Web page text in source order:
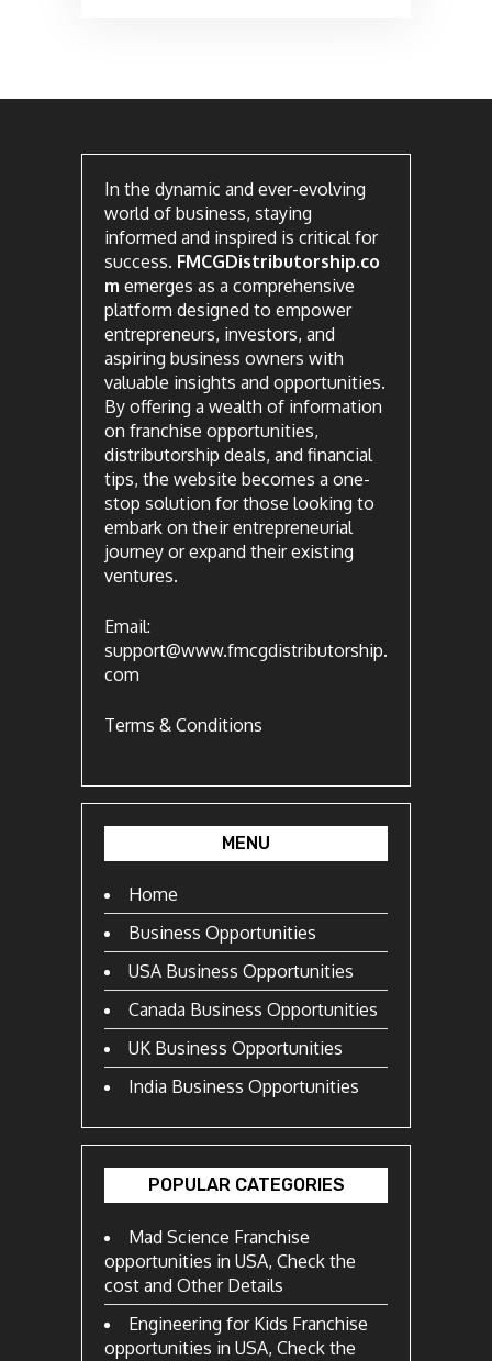
In the dynamic and ever-evolving
world of business, staying
informed and inspired is critical for
success. FMCGDistributorship.co
m emerges as a comprehensive
platform designed to empower
entrepreneurs, investors, and
aspiring business owners with
valuable insights and opportunities.
By offering a wealth of information
on franchise opportunities,
distributorship deals, and financial
tips, the website becomes a one-
stop solution for those looking to
embark on their entrepreneurial
journey or expand their existing
ventures.
Email:
support@www.fmcgdistributorship.
com
Terms & Conditions
MENU
Home
Business Opportunities
USA Business Opportunities
Canada Business Opportunities
UK Business Opportunities
India Business Opportunities
POPULAR CATEGORIES
Mad Science Franchise
opportunities in USA, Check the
cost and Other Details
Engineering for Kids Franchise
opportunities in USA, Check the